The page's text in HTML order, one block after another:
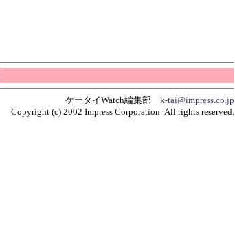
ケータイWatch編集部 k-tai@impress.co.jp
Copyright (c) 2002 Impress Corporation All rights reserved.